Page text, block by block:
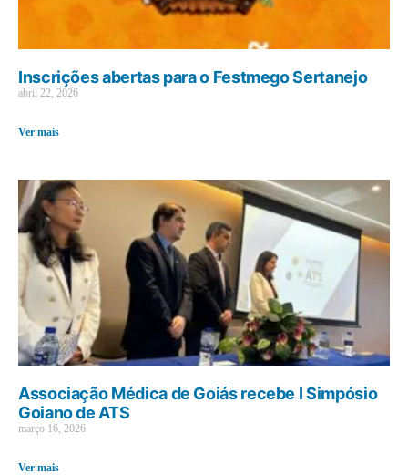
Inscrições abertas para o Festmego Sertanejo
abril 22, 2026
Ver mais
Associação Médica de Goiás recebe I Simpósio
Goiano de ATS
março 16, 2026
Ver mais